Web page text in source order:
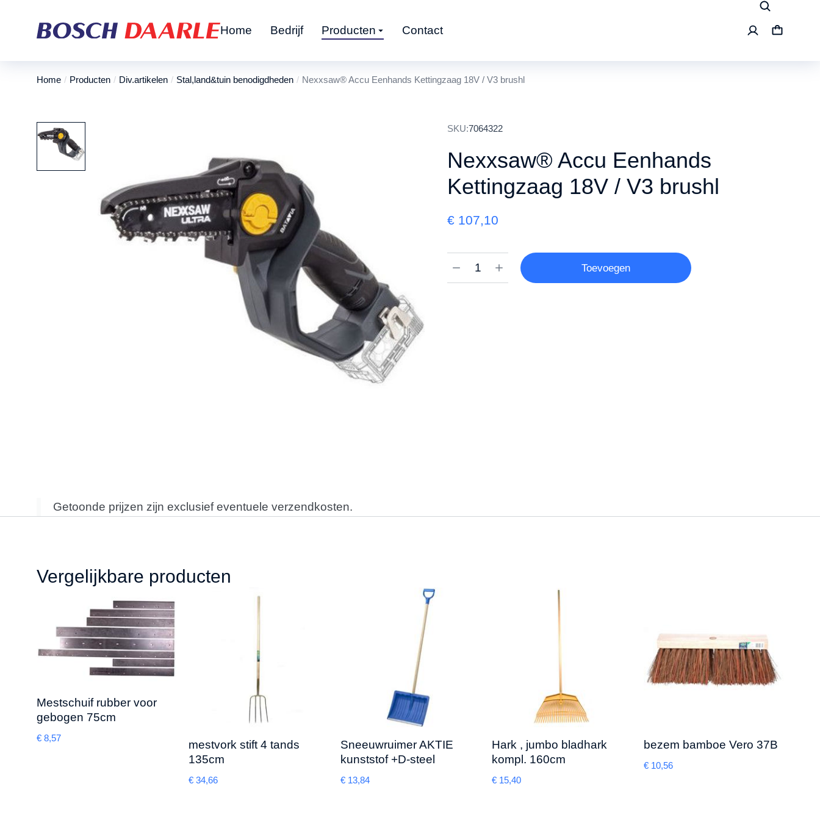
Home Bedrijf Producten Contact
Je bent hier:
Home Producten Div.artikelen Stal,land&tuin benodigdheden Nexxsaw® Accu Eenhands Kettingzaag 18V / V3 brushl
SKU:7064322
Nexxsaw® Accu Eenhands
Kettingzaag 18V / V3 brushl
€ 107,10
Toevoegen
Getoonde prijzen zijn exclusief eventuele verzendkosten.
Vergelijkbare producten
Mestschuif rubber voor
gebogen 75cm
€ 8,57
mestvork stift 4 tands
135cm
€34,66
Sneeuwruimer AKTIE
kunststof +D-steel
€13,84
Hark , jumbo bladhark
kompl. 160cm
€ 15,40
bezem bamboe Vero 37B
€ 10,56